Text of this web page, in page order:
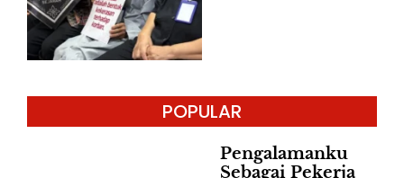
POPULAR
Pengalamanku
Sebagai Pekerja